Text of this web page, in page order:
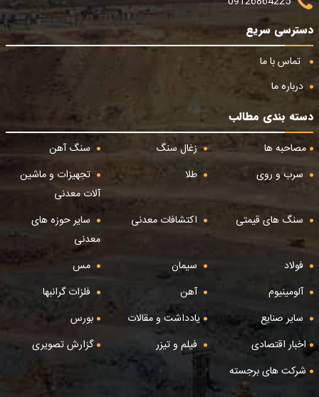
دسترسی سریع
تماس با ما
درباره ما
دسته بندی مطالب
مصاحبه ها
زغال سنگ
سنگ آهن
سرب و روی
طلا
تجهیزات و ماشین
آلات معدنی
سنگ های قیمتی
اکتشافات معدنی
سایر حوزه های
معدنی
فولاد
سیمان
مس
آلومینیوم
آهن
فلزات گرانبها
سایر صنایع
یادداشت و مقالات
بورس
اخبار اقتصادی
فیلم و تیزر
گزارش تصویری
شرکت های برجسته